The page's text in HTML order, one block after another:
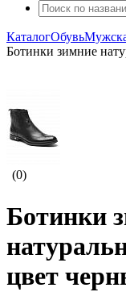
КаталогОбувь
Ботинки зимние
(0)
Ботинки
цвет